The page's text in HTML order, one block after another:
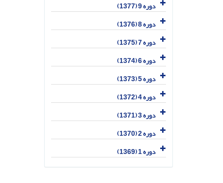
دوره 9 (1377)
دوره 8 (1376)
دوره 7 (1375)
دوره 6 (1374)
دوره 5 (1373)
دوره 4 (1372)
دوره 3 (1371)
دوره 2 (1370)
دوره 1 (1369)